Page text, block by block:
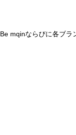
mqinならびに各ブラ